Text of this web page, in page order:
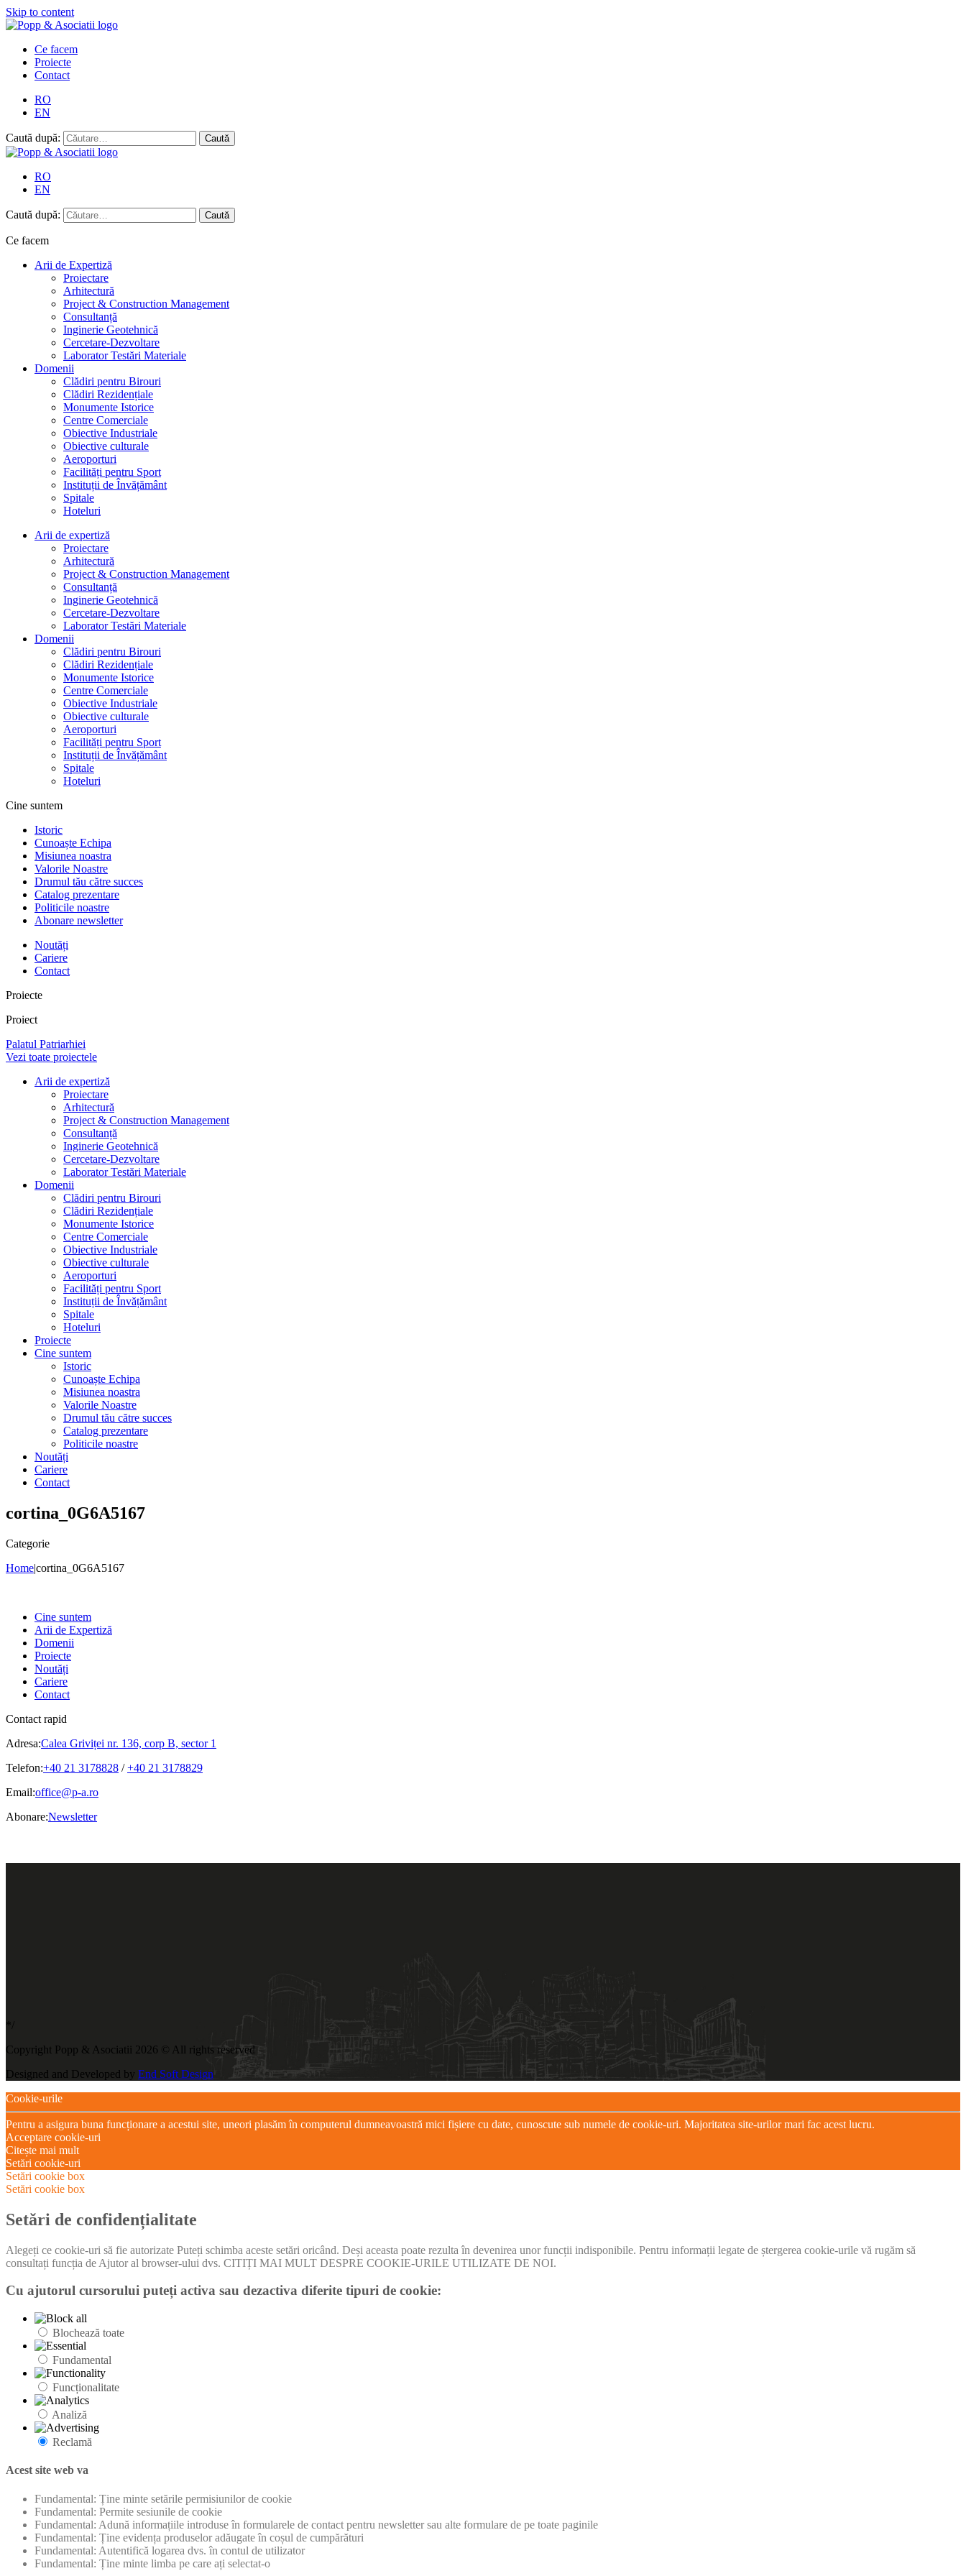
Skip to content
Ce facem
Proiecte
Contact
RO
EN
Caută după:
RO
EN
Caută după:
Ce facem
Arii de Expertiză
Proiectare
Arhitectură
Project & Construction Management
Consultanță
Inginerie Geotehnică
Cercetare-Dezvoltare
Laborator Testări Materiale
Domenii
Clădiri pentru Birouri
Clădiri Rezidențiale
Monumente Istorice
Centre Comerciale
Obiective Industriale
Obiective culturale
Aeroporturi
Facilități pentru Sport
Instituții de Învățământ
Spitale
Hoteluri
Arii de expertiză
Proiectare
Arhitectură
Project & Construction Management
Consultanță
Inginerie Geotehnică
Cercetare-Dezvoltare
Laborator Testări Materiale
Domenii
Clădiri pentru Birouri
Clădiri Rezidențiale
Monumente Istorice
Centre Comerciale
Obiective Industriale
Obiective culturale
Aeroporturi
Facilități pentru Sport
Instituții de Învățământ
Spitale
Hoteluri
Cine suntem
Istoric
Cunoaște Echipa
Misiunea noastra
Valorile Noastre
Drumul tău către succes
Catalog prezentare
Politicile noastre
Abonare newsletter
Noutăți
Cariere
Contact
Proiecte
Proiect
Palatul Patriarhiei
Vezi toate proiectele
Arii de expertiză
Proiectare
Arhitectură
Project & Construction Management
Consultanță
Inginerie Geotehnică
Cercetare-Dezvoltare
Laborator Testări Materiale
Domenii
Clădiri pentru Birouri
Clădiri Rezidențiale
Monumente Istorice
Centre Comerciale
Obiective Industriale
Obiective culturale
Aeroporturi
Facilități pentru Sport
Instituții de Învățământ
Spitale
Hoteluri
Proiecte
Cine suntem
Istoric
Cunoaște Echipa
Misiunea noastra
Valorile Noastre
Drumul tău către succes
Catalog prezentare
Politicile noastre
Noutăți
Cariere
Contact
cortina_0G6A5167
Categorie
Home|cortina_0G6A5167
Cine suntem
Arii de Expertiză
Domenii
Proiecte
Noutăți
Cariere
Contact
Contact rapid
Adresa:Calea Griviței nr. 136, corp B, sector 1
Telefon:+40 21 3178828 /+40 21 3178829
Email:office@p-a.ro
Abonare:Newsletter
*/
Copyright Popp & Asociatii 2026 © All rights reserved
Designed and Developed by End Soft Design
Cookie-urile
Pentru a asigura buna funcționare a acestui site, uneori plasăm în computerul dumneavoastră mici fișiere cu date, cunoscute sub numele de cookie-uri. Majoritatea site-urilor mari fac acest lucru.
Acceptare cookie-uri
Citește mai mult
Setări cookie-uri
Setări cookie box
Setări cookie box
Setări de confidențialitate
Alegeți ce cookie-uri să fie autorizate Puteți schimba aceste setări oricând. Deși aceasta poate rezulta în devenirea unor funcții indisponibile. Pentru informații legate de ștergerea cookie-urile vă rugăm să
consultați funcția de Ajutor al browser-ului dvs. CITIȚI MAI MULT DESPRE COOKIE-URILE UTILIZATE DE NOI.
Cu ajutorul cursorului puteți activa sau dezactiva diferite tipuri de cookie:
Blochează toate
Fundamental
Funcționalitate
Analiză
Reclamă
Acest site web va
Fundamental: Ține minte setările permisiunilor de cookie
Fundamental: Permite sesiunile de cookie
Fundamental: Adună informațiile introduse în formularele de contact pentru newsletter sau alte formulare de pe toate paginile
Fundamental: Ține evidența produselor adăugate în coșul de cumpărături
Fundamental: Autentifică logarea dvs. în contul de utilizator
Fundamental: Ține minte limba pe care ați selectat-o